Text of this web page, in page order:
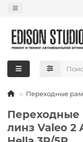
Переходные
Переходные
линз Valeo 2